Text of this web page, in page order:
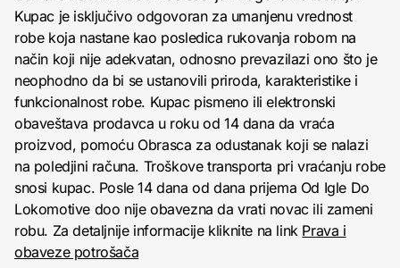
Kupac je isključivo odgovoran za umanjenu vrednost
robe koja nastane kao posledica rukovanja robom na
način koji nije adekvatan, odnosno prevazilazi ono što je
neophodno da bi se ustanovili priroda, karakteristike i
funkcionalnost robe. Kupac pismeno ili elektronski
obaveštava prodavca u roku od 14 dana da vraća
proizvod, pomoću Obrasca za odustanak koji se nalazi
na poledjini računa. Troškove transporta pri vraćanju robe
snosi kupac. Posle 14 dana od dana prijema Od Igle Do
Lokomotive doo nije obavezna da vrati novac ili zameni
robu. Za detaljnije informacije kliknite na link Prava i
obaveze potrošača